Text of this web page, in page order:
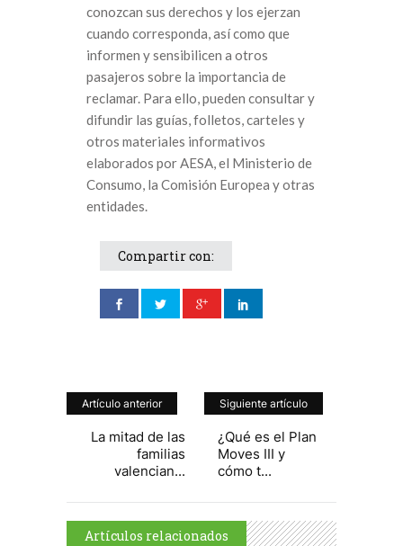
conozcan sus derechos y los ejerzan
cuando corresponda, así como que
informen y sensibilicen a otros
pasajeros sobre la importancia de
reclamar. Para ello, pueden consultar y
difundir las guías, folletos, carteles y
otros materiales informativos
elaborados por AESA, el Ministerio de
Consumo, la Comisión Europea y otras
entidades.
Compartir con:
Artículo anterior
La mitad de las
familias
valencian...
Siguiente artículo
¿Qué es el Plan
Moves III y
cómo t...
Artículos relacionados